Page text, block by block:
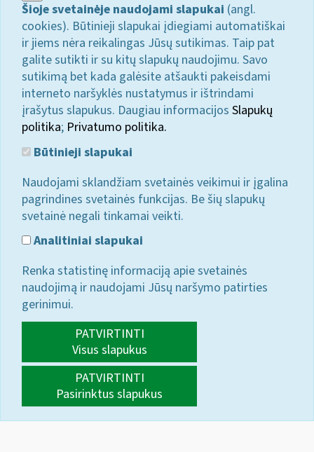
Šioje svetainėje naudojami slapukai (angl.
cookies). Būtinieji slapukai įdiegiami automatiškai
ir jiems nėra reikalingas Jūsų sutikimas. Taip pat
galite sutikti ir su kitų slapukų naudojimu. Savo
sutikimą bet kada galėsite atšaukti pakeisdami
interneto naršyklės nustatymus ir ištrindami
įrašytus slapukus. Daugiau informacijos Slapukų
politika; Privatumo politika.
Būtinieji slapukai
Naudojami sklandžiam svetainės veikimui ir įgalina
pagrindines svetainės funkcijas. Be šių slapukų
svetainė negali tinkamai veikti.
Analitiniai slapukai
Renka statistinę informaciją apie svetainės
naudojimą ir naudojami Jūsų naršymo patirties
gerinimui.
PATVIRTINTI
Visus slapukus
PATVIRTINTI
Pasirinktus slapukus